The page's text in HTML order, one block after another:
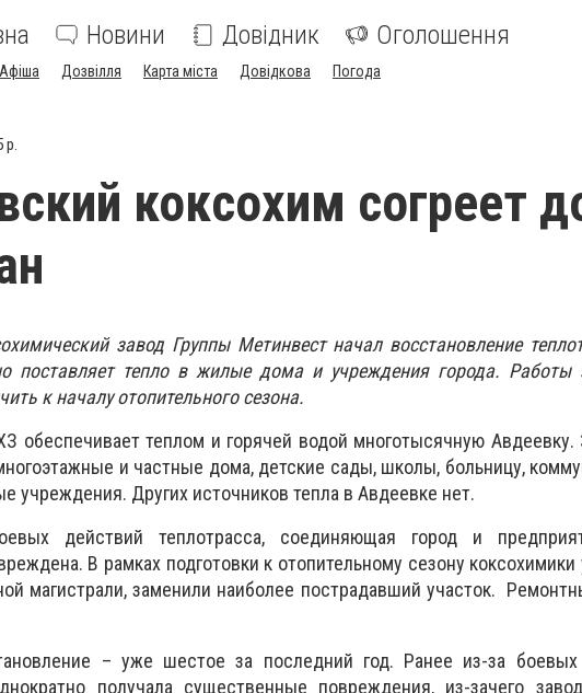
Новини Довідник Оголошення
Афіша Дозвілля Карта міста Довідкова Погода
р.
коксохим согреет
завод Группы Метинвест начал восстановление
поставляет тепло в жилые дома и учреждения города. Работы
к началу отопительного сезона.
обеспечивает теплом и горячей водой многотысячную Авдеевку.
и частные дома, детские сады, школы, больницу,
учреждения. Других источников тепла в Авдеевке нет.
действий теплотрасса, соединяющая город и
В рамках подготовки к отопительному сезону коксохимики
магистрали, заменили наиболее пострадавший участок.
– уже шестое за последний год. Ранее из-за боевых
получала существенные повреждения, из-зачего